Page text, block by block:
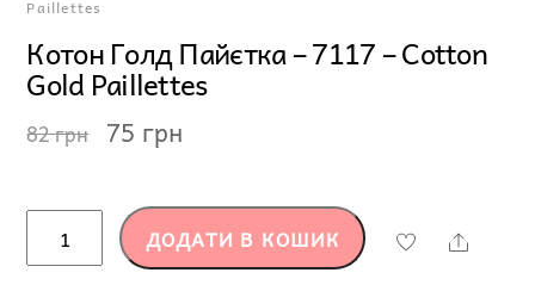
Paillettes
Котон Голд Пайєтка – 7117 – Cotton
Gold Paillettes
82грн Оригінальна
75 грнПоточна
Голд
ДОДАТИ В КОШИК Share